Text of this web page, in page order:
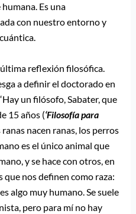
Es una
con nuestro entorno y
reflexión filosófica.
a definir el doctorado en
un filósofo, Sabater, que
15 años (‘Filosofía para
nacen ranas, los perros
es el único animal que
y se hace con otros, en
que nos definen como raza:
algo muy humano. Se suele
pero para mí no hay